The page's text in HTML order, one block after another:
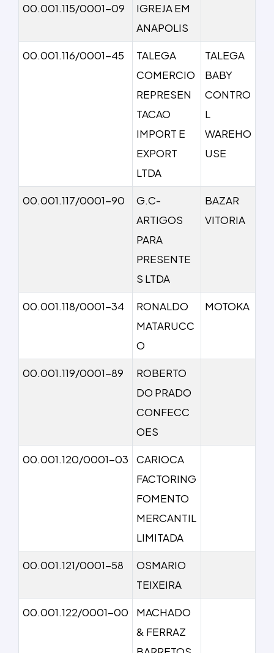
00.001.115/0001-09
IGREJA EM
ANAPOLIS
00.001.116/0001-45
TALEGA
COMERCIO
REPRESEN
TACAO
IMPORT E
EXPORT
LTDA
TALEGA
BABY
CONTRO
L
WAREHO
USE
00.001.117/0001-90
G.C-
ARTIGOS
PARA
PRESENTE
S LTDA
BAZAR
VITORIA
00.001.118/0001-34
RONALDO
MATARUCC
O
MOTOKA
00.001.119/0001-89
ROBERTO
DO PRADO
CONFECC
OES
00.001.120/0001-03
CARIOCA
FACTORING
FOMENTO
MERCANTIL
LIMITADA
00.001.121/0001-58
OSMARIO
TEIXEIRA
00.001.122/0001-00
MACHADO
& FERRAZ